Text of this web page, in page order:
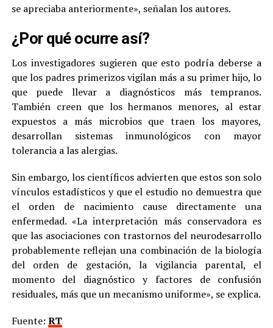
se apreciaba anteriormente», señalan los autores.
¿Por qué ocurre así?
Los investigadores sugieren que esto podría deberse a
que los padres primerizos vigilan más a su primer hijo, lo
que puede llevar a diagnósticos más tempranos.
También creen que los hermanos menores, al estar
expuestos a más microbios que traen los mayores,
desarrollan sistemas inmunológicos con mayor
tolerancia a las alergias.
Sin embargo, los científicos advierten que estos son solo
vínculos estadísticos y que el estudio no demuestra que
el orden de nacimiento cause directamente una
enfermedad. «La interpretación más conservadora es
que las asociaciones con trastornos del neurodesarrollo
probablemente reflejan una combinación de la biología
del orden de gestación, la vigilancia parental, el
momento del diagnóstico y factores de confusión
residuales, más que un mecanismo uniforme», se explica.
Fuente: RT